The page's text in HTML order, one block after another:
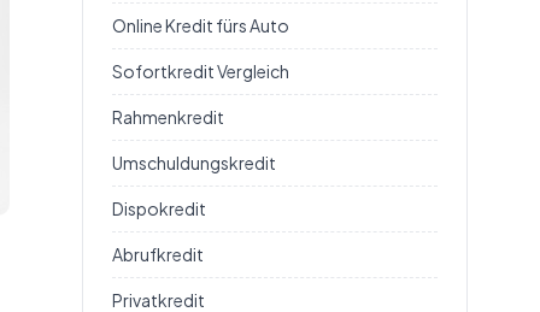
Online Kredit fürs Auto
Sofortkredit Vergleich
Rahmenkredit
Umschuldungskredit
Dispokredit
Abrufkredit
Privatkredit